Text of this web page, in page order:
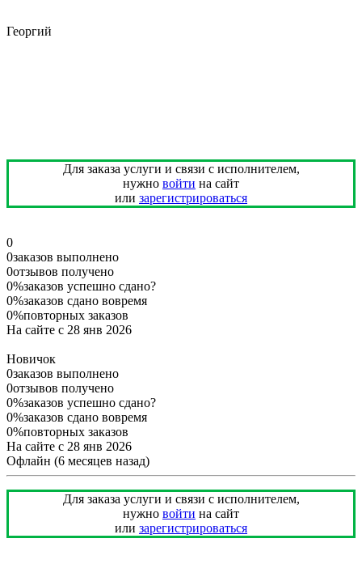
Георгий
Для заказа услуги и связи с исполнителем,
нужно войти на сайт
или зарегистрироваться
0
0заказов выполнено
0отзывов получено
0%заказов успешно сдано?
0%заказов сдано вовремя
0%повторных заказов
На сайте с 28 янв 2026
Новичок
0заказов выполнено
0отзывов получено
0%заказов успешно сдано?
0%заказов сдано вовремя
0%повторных заказов
На сайте с 28 янв 2026
Офлайн (6 месяцев назад)
Для заказа услуги и связи с исполнителем,
нужно войти на сайт
или зарегистрироваться